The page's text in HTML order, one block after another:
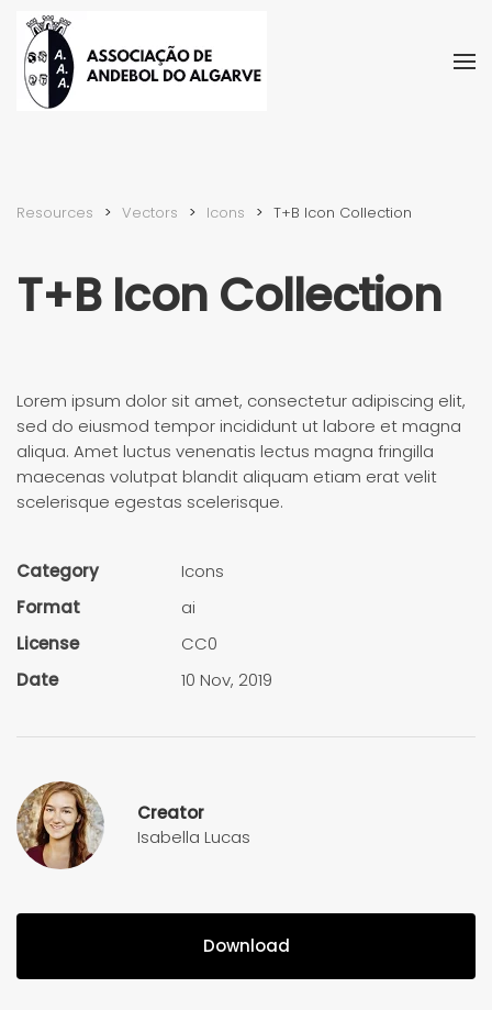
Skip to main content
Resources Vectors Icons T+B Icon Collection
T+B Icon Collection
Lorem ipsum dolor sit amet, consectetur adipiscing elit,
sed do eiusmod tempor incididunt ut labore et magna
aliqua. Amet luctus venenatis lectus magna fringilla
maecenas volutpat blandit aliquam etiam erat velit
scelerisque egestas scelerisque.
Category
Icons
Format
ai
License
CC0
Date
10 Nov, 2019
Creator
Isabella Lucas
Download